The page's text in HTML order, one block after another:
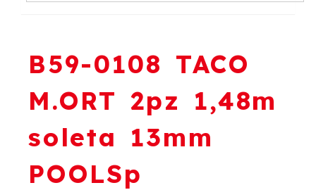
B59-0108 TACO
M.ORT 2pz 1,48m
soleta 13mm
POOLSp